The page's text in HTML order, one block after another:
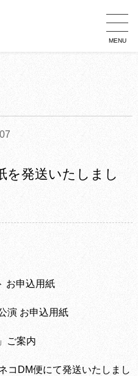
MENU
を発送いたしまし
お申込用紙
演 お申込用紙
ご案内
コ DM便にて発送いたしまし